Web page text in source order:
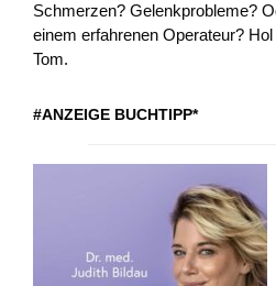
Schmerzen? Gelenkprobleme?
einem erfahrenen Operateur?
Tom.
#ANZEIGE BUCHTIPP*